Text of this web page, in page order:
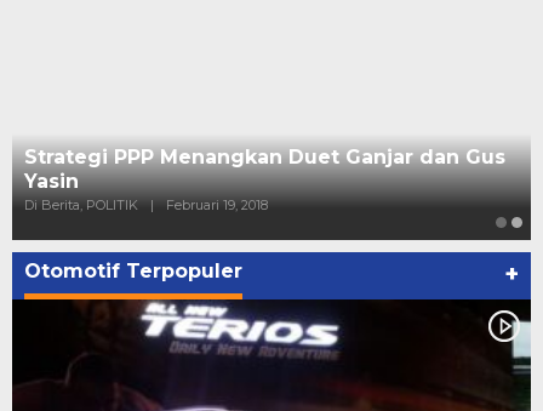
Strategi PPP Menangkan Duet Ganjar dan Gus
Yasin
Di Berita, POLITIK | Februari 19, 2018
Otomotif Terpopuler +